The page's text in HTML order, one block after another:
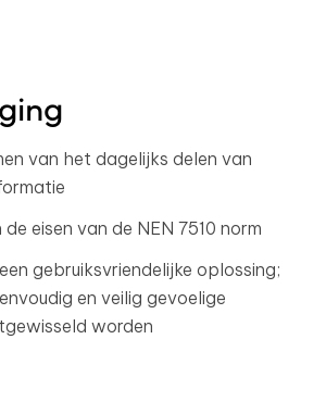
van het dagelijks delen van
eisen van de NEN 7510 norm
gebruiksvriendelijke oplossing;
en veilig gevoelige
worden